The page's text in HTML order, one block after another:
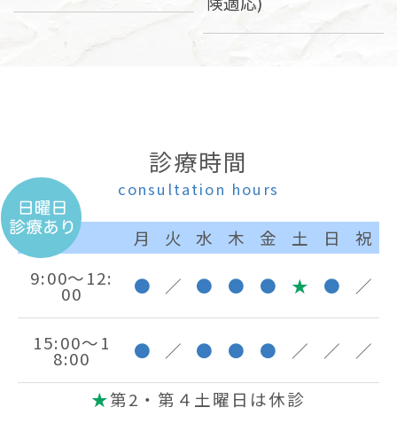
診療時間
consultation hours
月 火 水 木 金 土 日
祝
9:00～12:
00 ● ／ ● ● ● ★ ● ／
15:00～1
8:00 ● ／ ● ● ● ／ ／ ／
★第2・第４土曜日は休診